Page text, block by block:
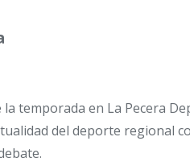
temporada en La Pecera
del deporte regional